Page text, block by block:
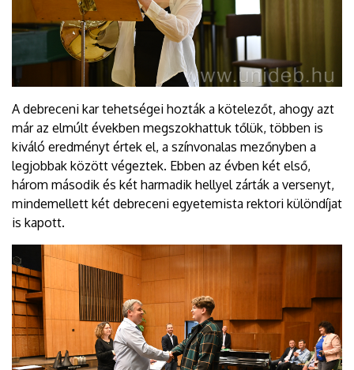
A debreceni kar tehetségei hozták a kötelezőt, ahogy azt
már az elmúlt években megszokhattuk tőlük, többen is
kiváló eredményt értek el, a színvonalas mezőnyben a
legjobbak között végeztek. Ebben az évben két első,
három második és két harmadik hellyel zárták a versenyt,
mindemellett két debreceni egyetemista rektori különdíjat
is kapott.